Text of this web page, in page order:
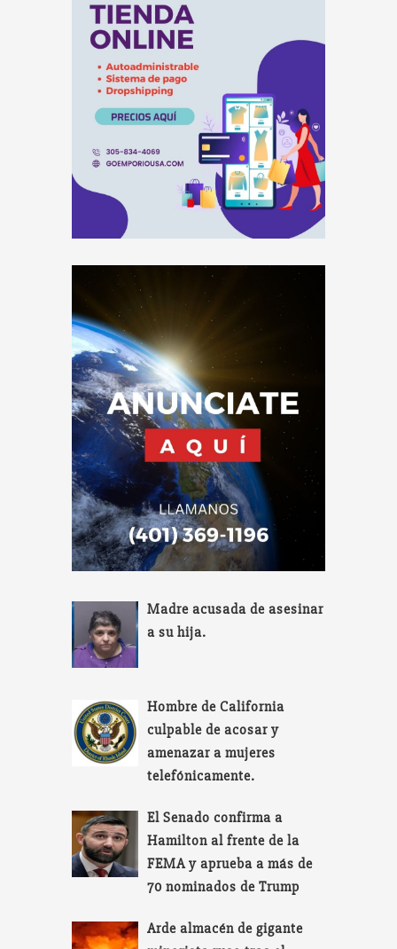
Madre acusada de asesinar
a su hija.
Hombre de California
culpable de acosar y
amenazar a mujeres
telefónicamente.
El Senado confirma a
Hamilton al frente de la
FEMA y aprueba a más de
70 nominados de Trump
Arde almacén de gigante